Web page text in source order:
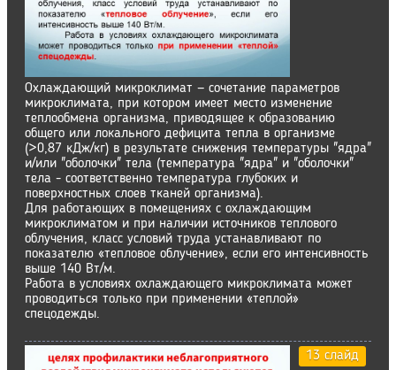
Охлаждающий микроклимат — сочетание параметров
микроклимата, при котором имеет место изменение
теплообмена организма, приводящее к образованию
общего или локального дефицита тепла в организме
(>0,87 кДж/кг) в результате снижения температуры "ядра"
и/или "оболочки" тела (температура "ядра" и "оболочки"
тела - соответственно температура глубоких и
поверхностных слоев тканей организма).
Для работающих в помещениях с охлаждающим
микроклиматом и при наличии источников теплового
облучения, класс условий труда устанавливают по
показателю «тепловое облучение», если его интенсивность
выше 140 Вт/м.
Работа в условиях охлаждающего микроклимата может
проводиться только при применении «теплой»
спецодежды.
13 слайд